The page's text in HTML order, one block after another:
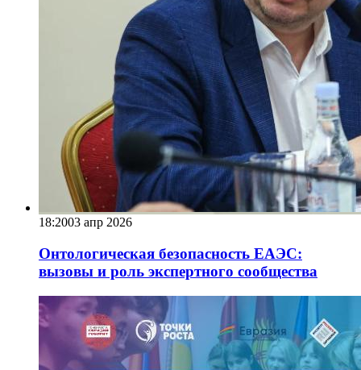
18:2003 апр 2026
Онтологическая безопасность ЕАЭС:
вызовы и роль экспертного сообщества